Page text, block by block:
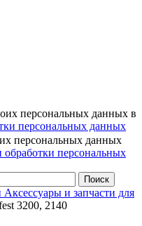
персональных данных в
персональных данных
персональных данных
персональных
Аксессуары и запчасти для
3200, 2140